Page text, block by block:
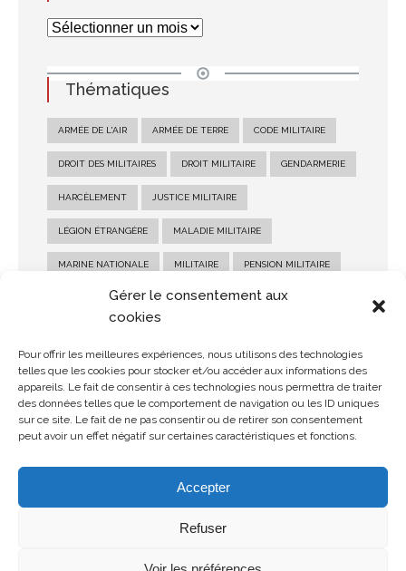
Gérer le consentement aux
cookies
Pour offrir les meilleures expériences, nous utilisons des technologies
telles que les cookies pour stocker et/ou accéder aux informations des
appareils. Le fait de consentir à ces technologies nous permettra de traiter
des données telles que le comportement de navigation ou les ID uniques
sur ce site. Le fait de ne pas consentir ou de retirer son consentement
peut avoir un effet négatif sur certaines caractéristiques et fonctions.
Accepter
Refuser
Thématiques
ARMÉE DE L'AIR ARMÉE DE TERRE CODE MILITAIRE
DROIT DES MILITAIRES DROIT MILITAIRE GENDARMERIE
HARCÈLEMENT JUSTICE MILITAIRE
LÉGION ÉTRANGÈRE MALADIE MILITAIRE
MARINE NATIONALE MILITAIRE PENSION MILITAIRE
PENSION MILITAIRE D'INVALIDITÉ RECOURS MILITAIRE
SANCTION MILITAIRE SOLDE MILITAIRE
STATUT MILITAIRE